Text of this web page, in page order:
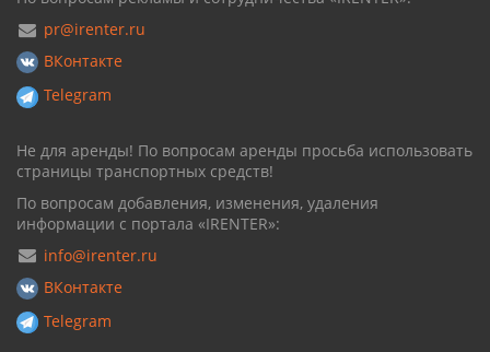
pr@irenter.ru
ВКонтакте
Telegram
Не для аренды! По вопросам аренды просьба использовать
страницы транспортных средств!
По вопросам добавления, изменения, удаления
информации с портала «IRENTER»:
info@irenter.ru
ВКонтакте
Telegram